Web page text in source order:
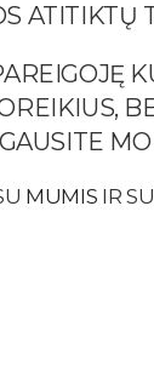
ATITIKTŲ
MUMIS IR